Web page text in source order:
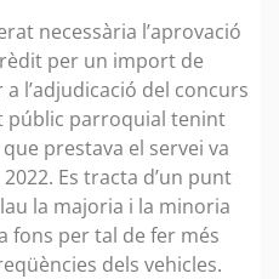
necessària l’aprovació
per un import de
l’adjudicació del concurs
públic parroquial tenint
prestava el servei va
Es tracta d’un punt
la majoria i la minoria
fons per tal de fer més
dels vehicles.